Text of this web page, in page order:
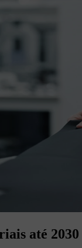
até 2030